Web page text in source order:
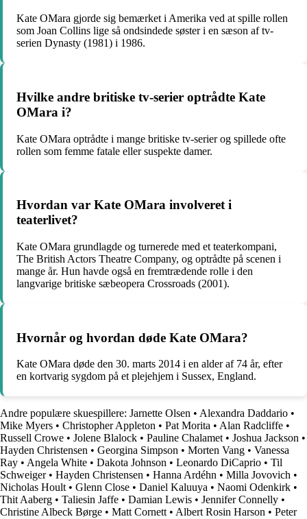
Kate OMara gjorde sig bemærket i Amerika ved at spille rollen
som Joan Collins lige så ondsindede søster i en sæson af tv-
serien Dynasty (1981) i 1986.
Hvilke andre britiske tv-serier optrådte Kate
OMara i?
Kate OMara optrådte i mange britiske tv-serier og spillede ofte
rollen som femme fatale eller suspekte damer.
Hvordan var Kate OMara involveret i
teaterlivet?
Kate OMara grundlagde og turnerede med et teaterkompani,
The British Actors Theatre Company, og optrådte på scenen i
mange år. Hun havde også en fremtrædende rolle i den
langvarige britiske sæbeopera Crossroads (2001).
Hvornår og hvordan døde Kate OMara?
Kate OMara døde den 30. marts 2014 i en alder af 74 år, efter
en kortvarig sygdom på et plejehjem i Sussex, England.
Andre populære skuespillere: Jarnette Olsen • Alexandra Daddario •
Mike Myers • Christopher Appleton • Pat Morita • Alan Radcliffe •
Russell Crowe • Jolene Blalock • Pauline Chalamet• Joshua Jackson •
Hayden Christensen • Georgina Simpson • Morten Vang • Vanessa
Ray • Angela White • Dakota Johnson • Leonardo DiCaprio • Til
Schweiger• Hayden Christensen • Hanna Ardéhn • Milla Jovovich •
Nicholas Hoult• Glenn Close • Daniel Kaluuya • Naomi Odenkirk •
Thit Aaberg • Taliesin Jaffe • Damian Lewis • Jennifer Connelly •
Christine Albeck Børge • Matt Cornett• Albert Rosin Harson • Peter